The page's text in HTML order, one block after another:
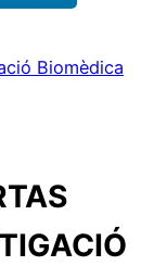
Biomèdica